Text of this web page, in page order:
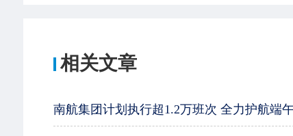
相关文章
南航集团计划执行超1.2万班次 全力护航端